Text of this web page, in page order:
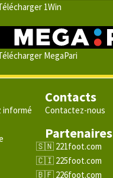
1Win
MegaPari
informé
Contacts
Contactez-nous
Partenaires
221foot.com
225foot.com
226foot.com